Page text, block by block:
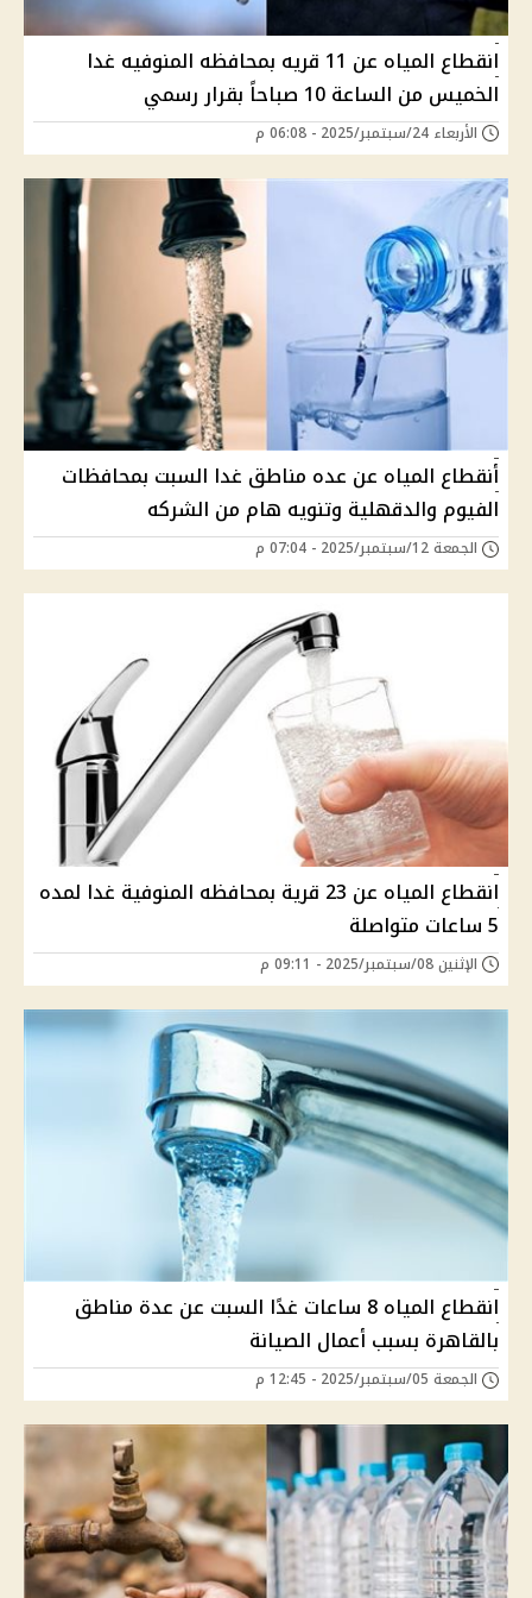
انقطاع المياه عن 11 قريه بمحافظه المنوفيه غدا
الخميس من الساعة 10 صباحاً بقرار رسمي
الأربعاء 24/سبتمبر/2025 - 06:08 م
أنقطاع المياه عن عده مناطق غدا السبت بمحافظات
الفيوم والدقهلية وتنويه هام من الشركه
الجمعة 12/سبتمبر/2025 - 07:04 م
انقطاع المياه عن 23 قرية بمحافظه المنوفية غدا لمده
5 ساعات متواصلة
الإثنين 08/سبتمبر/2025 - 09:11 م
انقطاع المياه 8 ساعات غدًا السبت عن عدة مناطق
بالقاهرة بسبب أعمال الصيانة
الجمعة 05/سبتمبر/2025 - 12:45 م